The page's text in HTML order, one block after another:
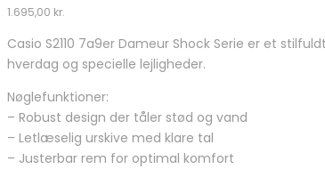
0
out
5
1.695,00 kr.
Casio S2110 7a9er Dameur Shock Serie er et
hverdag og specielle lejligheder.
Nøglefunktioner:
– Robust design der tåler stød og vand
– Letlæselig urskive med klare tal
– Justerbar rem for optimal komfort